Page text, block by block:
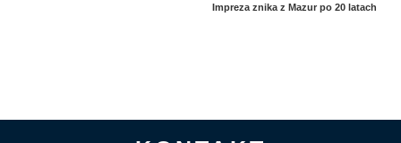
Impreza znika z Mazur po 20 latach